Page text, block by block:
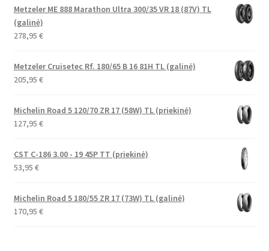
Metzeler ME 888 Marathon Ultra 300/35 VR 18 (87V) TL
(galinė)
278,95 €
Metzeler Cruisetec Rf. 180/65 B 16 81H TL (galinė)
205,95 €
Michelin Road 5 120/70 ZR 17 (58W) TL (priekinė)
127,95 €
CST C-186 3.00 - 19 45P TT (priekinė)
53,95 €
Michelin Road 5 180/55 ZR 17 (73W) TL (galinė)
170,95 €